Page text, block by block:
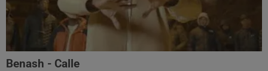
Benash - Calle